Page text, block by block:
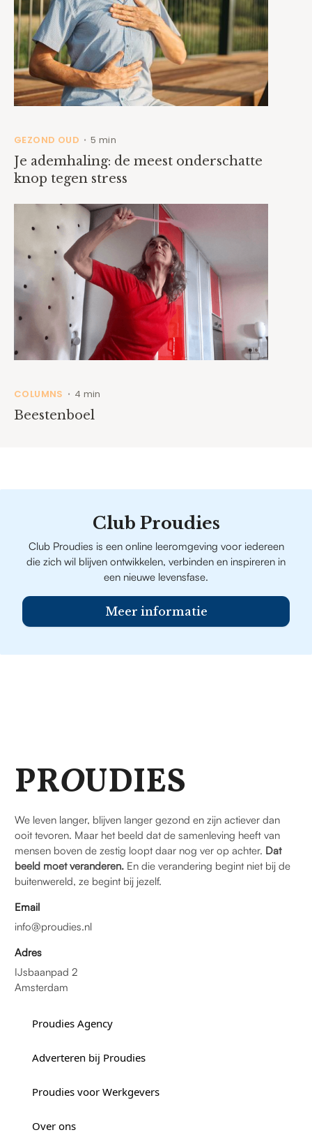
GEZOND OUD • 5 min
Je ademhaling: de meest onderschatte
knop tegen stress
COLUMNS • 4 min
Beestenboel
Club Proudies
Club Proudies is een online leeromgeving voor iedereen
die zich wil blijven ontwikkelen, verbinden en inspireren in
een nieuwe levensfase.
Meer informatie
PROUDIES
We leven langer, blijven langer gezond en zijn actiever dan
ooit tevoren. Maar het beeld dat de samenleving heeft van
mensen boven de zestig loopt daar nog ver op achter. Dat
beeld moet veranderen. En die verandering begint niet bij de
buitenwereld, ze begint bij jezelf.
Email
info@proudies.nl
Adres
IJsbaanpad 2
Amsterdam
Proudies Agency
Adverteren bij Proudies
Proudies voor Werkgevers
Over ons